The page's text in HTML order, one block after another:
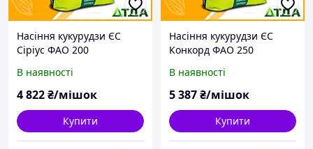
Насіння кукурудзи ЄС
Сіріус ФАО 200
В наявності
4 822₴/мішок
Купити
Насіння кукурудзи ЄС
Конкорд ФАО 250
В наявності
5 387₴/мішок
Купити